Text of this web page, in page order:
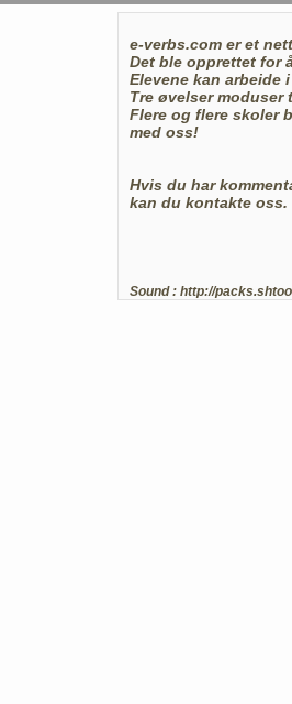
e-verbs.com er et
Det ble opprettet for
Elevene kan arbeide
Tre øvelser
Flere og flere skoler
med oss!
Hvis du har
kan du kontakte oss.
Sound : http://